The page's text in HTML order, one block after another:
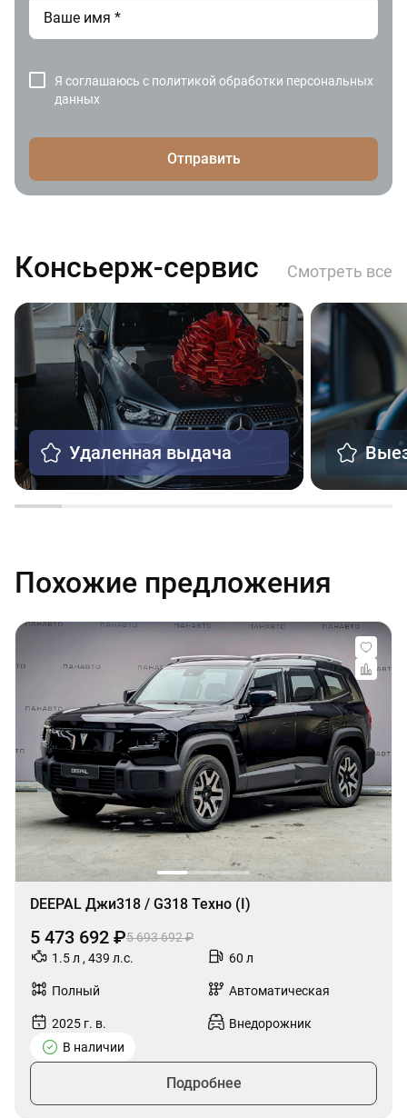
Я соглашаюсь с политикой обработки персональных
данных
Отправить
Консьерж-сервис Смотреть все
Удаленная выдача
Похожие предложения
DEEPAL Джи318 / G318 Техно (I)
5 473 692 ₽5 693 692 ₽
1.5 л , 439 л.с.
60 л
Полный Автоматическая
2025 г. в.
Внедорожник
В наличии
Подробнее